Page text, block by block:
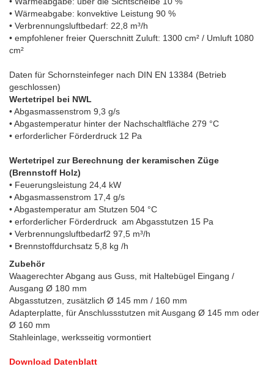
• Wärmeabgabe: konvektive Leistung 90 %
• Verbrennungsluftbedarf: 22,8 m³/h
• empfohlener freier Querschnitt Zuluft: 1300 cm² / Umluft 1080
cm²
Daten für Schornsteinfeger nach DIN EN 13384 (Betrieb
geschlossen)
Wertetripel bei NWL
• Abgasmassenstrom 9,3 g/s
• Abgastemperatur hinter der Nachschaltfläche 279 °C
• erforderlicher Förderdruck 12 Pa
Wertetripel zur Berechnung der keramischen Züge
(Brennstoff Holz)
• Feuerungsleistung 24,4 kW
• Abgasmassenstrom 17,4 g/s
• Abgastemperatur am Stutzen 504 °C
• erforderlicher Förderdruck am Abgasstutzen 15 Pa
• Verbrennungsluftbedarf2 97,5 m³/h
• Brennstoffdurchsatz 5,8 kg /h
Zubehör
Waagerechter Abgang aus Guss, mit Haltebügel Eingang /
Ausgang Ø 180 mm
Abgasstutzen, zusätzlich Ø 145 mm / 160 mm
Adapterplatte, für Anschlussstutzen mit Ausgang Ø 145 mm oder
Ø 160 mm
Stahleinlage, werksseitig vormontiert
Download Datenblatt